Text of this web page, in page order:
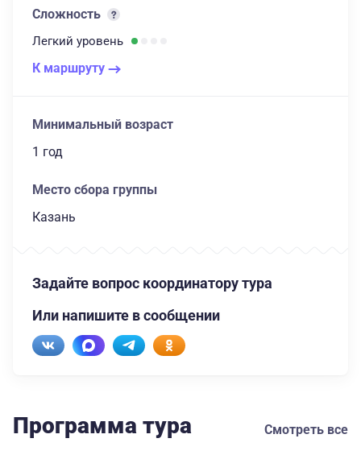
Сложность
Легкий уровень
К маршруту
Минимальный возраст
1 год
Место сбора группы
Казань
Задайте вопрос координатору тура
Или напишите в сообщении
Программа тура Смотреть все